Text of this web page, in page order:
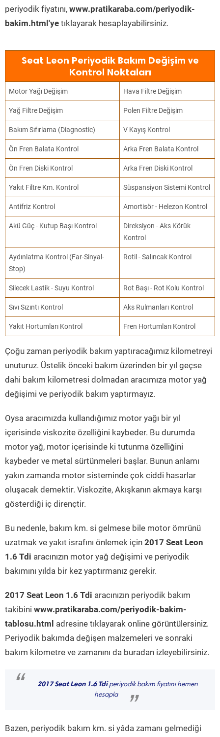
periyodik fiyatını, www.pratikaraba.com/periyodik-
bakim.html'ye tıklayarak hesaplayabilirsiniz.
Seat Leon Periyodik Bakım Değişim ve
Kontrol Noktaları
Motor Yağı Değişim Hava Filtre Değişim
Yağ Filtre Değişim Polen Filtre Değişim
Bakım Sıfırlama (Diagnostic) V Kayış Kontrol
Ön Fren Balata Kontrol Arka Fren Balata Kontrol
Ön Fren Diski Kontrol Arka Fren Diski Kontrol
Yakıt Filtre Km. Kontrol Süspansiyon Sistemi Kontrol
Antifriz Kontrol Amortisör - Helezon Kontrol
Akü Güç - Kutup Başı Kontrol
Direksiyon - Aks Körük
Kontrol
Aydınlatma Kontrol (Far-Sinyal-
Stop)
Rotil - Salıncak Kontrol
Silecek Lastik - Suyu Kontrol Rot Başı - Rot Kolu Kontrol
Sıvı Sızıntı Kontrol Aks Rulmanları Kontrol
Yakıt Hortumları Kontrol Fren Hortumları Kontrol
Çoğu zaman periyodik bakım yaptıracağımız kilometreyi
unuturuz. Üstelik önceki bakım üzerinden bir yıl geçse
dahi bakım kilometresi dolmadan aracımıza motor yağ
değişimi ve periyodik bakım yaptırmayız.
Oysa aracımızda kullandığımız motor yağı bir yıl
içerisinde viskozite özelliğini kaybeder. Bu durumda
motor yağ, motor içerisinde ki tutunma özelliğini
kaybeder ve metal sürtünmeleri başlar. Bunun anlamı
yakın zamanda motor sisteminde çok ciddi hasarlar
oluşacak demektir. Viskozite, Akışkanın akmaya karşı
gösterdiği iç dirençtir.
Bu nedenle, bakım km. si gelmese bile motor ömrünü
uzatmak ve yakıt israfını önlemek için 2017 Seat Leon
1.6 Tdi aracınızın motor yağ değişimi ve periyodik
bakımını yılda bir kez yaptırmanız gerekir.
2017 Seat Leon 1.6 Tdi aracınızın periyodik bakım
takibini www.pratikaraba.com/periyodik-bakim-
tablosu.html adresine tıklayarak online görüntülersiniz.
Periyodik bakımda değişen malzemeleri ve sonraki
bakım kilometre ve zamanını da buradan izleyebilirsiniz.
“ 2017 Seat Leon 1.6 Tdiperiyodik bakım fiyatını hemen
hesapla
”
Bazen, periyodik bakım km. si yâda zamanı gelmediği